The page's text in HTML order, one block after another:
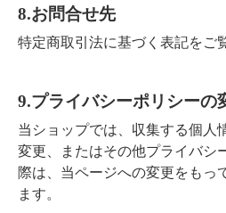
8.お問合せ先
特定商取引法に基づく表記をご
9.プライバシーポリシーの
当ショップでは、収集する個人
変更、またはその他プライバシ
際は、当ページへの変更をもっ
ます。